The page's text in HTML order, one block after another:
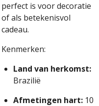
perfect is voor decoratie
of als betekenisvol
cadeau.
Kenmerken:
Land van herkomst:
Brazilië
Afmetingen hart: 10